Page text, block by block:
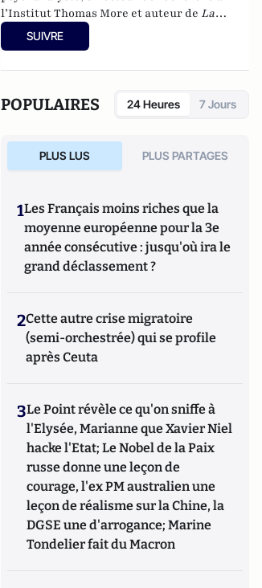
l’Institut Thomas More et auteur de La
querelle du genre
la genèse de la notion de “genre”) ;
Téqui, 2021 ;Comprendre le phénomène
transgenre – la solution par la culture
SUIVRE
POPULAIRES 24 Heures 7 Jours
PLUS LUS PLUS PARTAGES
1Les Français moins riches que la
moyenne européenne pour la 3e
année consécutive : jusqu'où ira le
grand déclassement ?
2Cette autre crise migratoire
(semi-orchestrée) qui se profile
après Ceuta
3Le Point révèle ce qu'on sniffe à
l'Elysée, Marianne que Xavier Niel
hacke l'Etat; Le Nobel de la Paix
russe donne une leçon de
courage, l'ex PM australien une
leçon de réalisme sur la Chine, la
DGSE une d'arrogance; Marine
Tondelier fait du Macron